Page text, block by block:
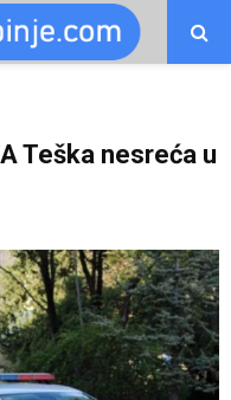
Teška nesreća u